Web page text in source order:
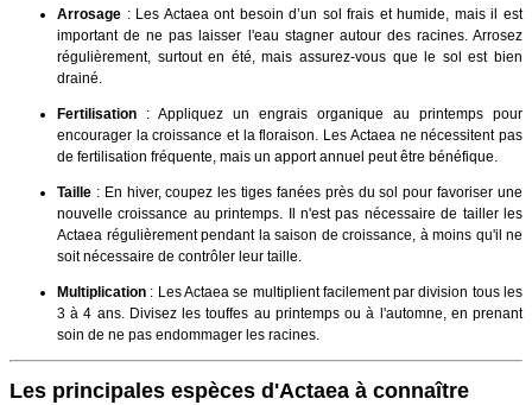
Arrosage : Les Actaea ont besoin d’un sol frais et humide, mais il est
important de ne pas laisser l'eau stagner autour des racines. Arrosez
régulièrement, surtout en été, mais assurez-vous que le sol est bien
drainé.
Fertilisation : Appliquez un engrais organique au printemps pour
encourager la croissance et la floraison. Les Actaea ne nécessitent pas
de fertilisation fréquente, mais un apport annuel peut être bénéfique.
Taille : En hiver, coupez les tiges fanées près du sol pour favoriser une
nouvelle croissance au printemps. Il n'est pas nécessaire de tailler les
Actaea régulièrement pendant la saison de croissance, à moins qu'il ne
soit nécessaire de contrôler leur taille.
Multiplication : Les Actaea se multiplient facilement par division tous les
3 à 4 ans. Divisez les touffes au printemps ou à l'automne, en prenant
soin de ne pas endommager les racines.
Les principales espèces d'Actaea à connaître